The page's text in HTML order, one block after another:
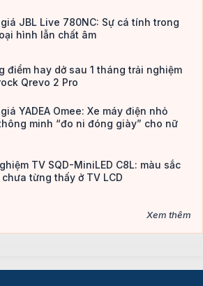
JBL Live 780NC: Sự cá tính trong
hình lẫn chất âm
điểm hay dở sau 1 tháng trải nghiệm
Qrevo 2 Pro
YADEA Omee: Xe máy điện nhỏ
minh “đo ni đóng giày” cho nữ
TV SQD-MiniLED C8L: màu sắc
chưa từng thấy ở TV LCD
Xem thêm